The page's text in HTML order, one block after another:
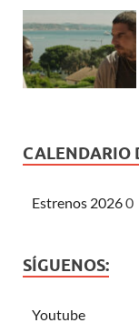
CALENDARIO
Estrenos 20260
SÍGUENOS:
Youtube